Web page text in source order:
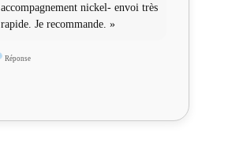
accompagnement nickel- envoi très
rapide. Je recommande. »
Réponse